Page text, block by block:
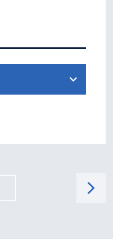
arrow_forward_ios